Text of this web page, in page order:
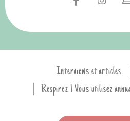
Interviews et articles
Respirez ! Vous utilisez